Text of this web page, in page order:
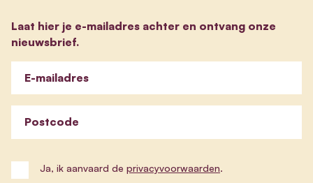
Laat hier je e-mailadres achter en ontvang onze
nieuwsbrief.
E-mailadres
Postcode
Ja, ik aanvaard de privacyvoorwaarden.